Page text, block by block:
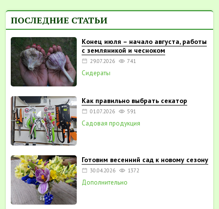
ПОСЛЕДНИЕ СТАТЬИ
Конец июля – начало августа, работы
с земляникой и чесноком
29.07.2026 741
Сидераты
Как правильно выбрать секатор
01.07.2026 591
Садовая продукция
Готовим весенний сад к новому сезону
30.04.2026 1372
Дополнительно